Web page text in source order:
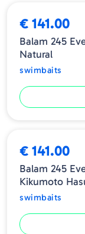
€ 141.00
Balam 245
Natural
swimbaits
€ 141.00
Balam 245
Kikumoto
swimbaits